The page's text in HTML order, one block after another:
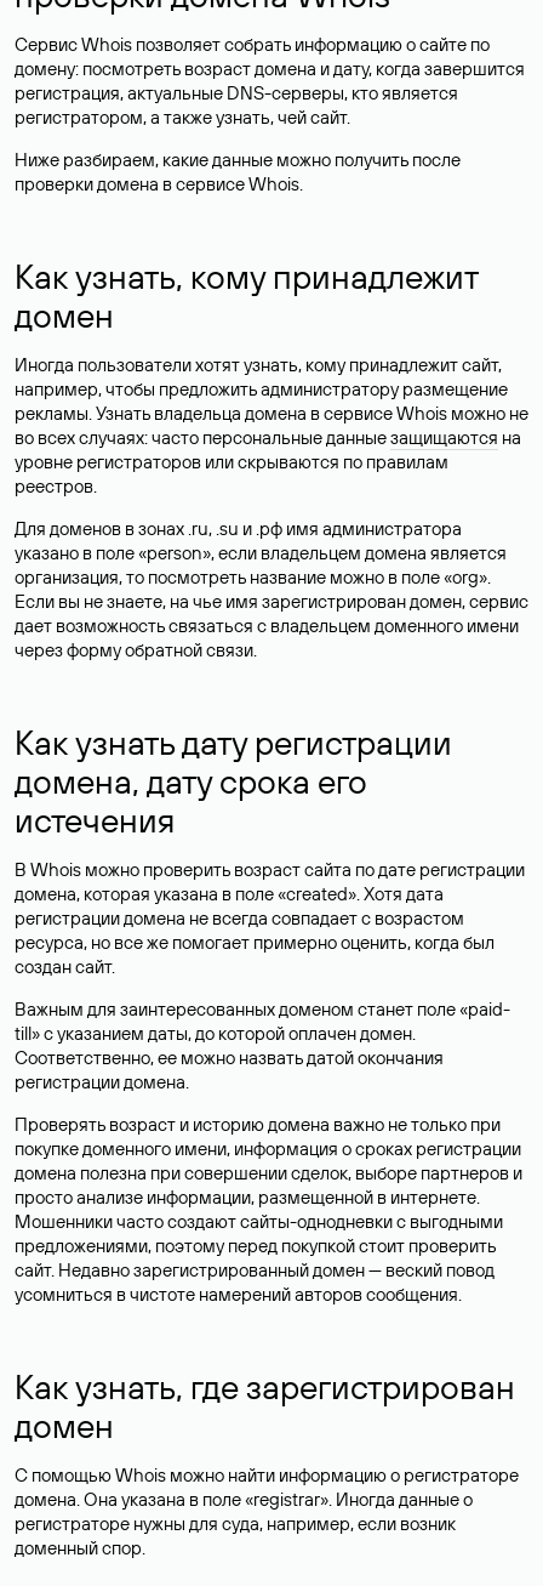
Сервис Whois позволяет собрать информацию о сайте по
домену: посмотреть возраст домена и дату, когда завершится
регистрация, актуальные DNS-серверы, кто является
регистратором, а также узнать, чей сайт.
Ниже разбираем, какие данные можно получить после
проверки домена в сервисе Whois.
Как узнать, кому принадлежит
домен
Иногда пользователи хотят узнать, кому принадлежит сайт,
например, чтобы предложить администратору размещение
рекламы. Узнать владельца домена в сервисе Whois можно не
во всех случаях: часто персональные данныезащищаются на
уровне регистраторов или скрываются по правилам
реестров.
Для доменов в зонах .ru, .su и .рф имя администратора
указано в поле «person», если владельцем домена является
организация, то посмотреть название можно в поле «org».
Если вы не знаете, на чье имя зарегистрирован домен, сервис
дает возможность связаться с владельцем доменного имени
через форму обратной связи.
Как узнать дату регистрации
домена, дату срока его
истечения
В Whois можно проверить возраст сайта по дате регистрации
домена, которая указана в поле «created». Хотя дата
регистрации домена не всегда совпадает с возрастом
ресурса, но все же помогает примерно оценить, когда был
создан сайт.
Важным для заинтересованных доменом станет поле «paid-
till» с указанием даты, до которой оплачен домен.
Соответственно, ее можно назвать датой окончания
регистрации домена.
Проверять возраст и историю домена важно не только при
покупке доменного имени, информация о сроках регистрации
домена полезна при совершении сделок, выборе партнеров и
просто анализе информации, размещенной в интернете.
Мошенники часто создают сайты-однодневки с выгодными
предложениями, поэтому перед покупкой стоит проверить
сайт. Недавно зарегистрированный домен — веский повод
усомниться в чистоте намерений авторов сообщения.
Как узнать, где зарегистрирован
домен
С помощью Whois можно найти информацию о регистраторе
домена. Она указана в поле «registrar». Иногда данные о
регистраторе нужны для суда, например, если возник
доменный спор.